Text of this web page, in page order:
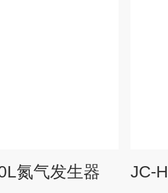
氮气发生器